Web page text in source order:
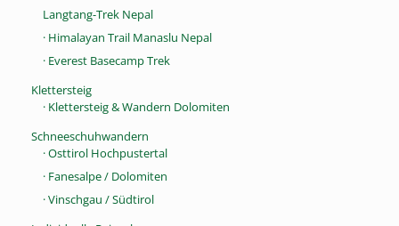
Langtang-Trek Nepal
· Himalayan Trail Manaslu Nepal
· Everest Basecamp Trek
Klettersteig
· Klettersteig & Wandern Dolomiten
Schneeschuhwandern
· Osttirol Hochpustertal
· Fanesalpe / Dolomiten
· Vinschgau / Südtirol